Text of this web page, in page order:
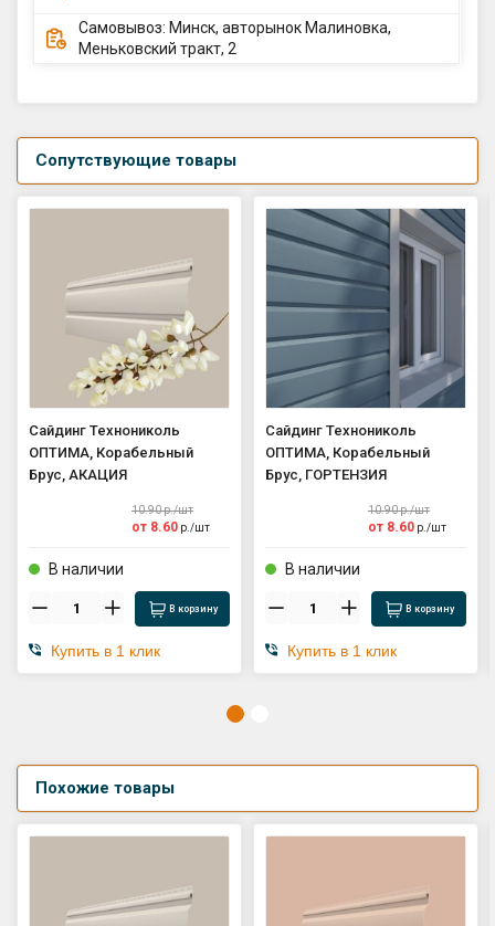
Самовывоз: Минск, авторынок Малиновка,
Меньковский тракт, 2
Сопутствующие товары
Сайдинг Технониколь
ОПТИМА, Корабельный
Брус, АКАЦИЯ
10.90р./шт
от 8.60 р./шт
В наличии
В корзину
Купить в 1 клик
Сайдинг Технониколь
ОПТИМА, Корабельный
Брус, ГОРТЕНЗИЯ
10.90р./шт
от 8.60 р./шт
В наличии
В корзину
Купить в 1 клик
Похожие товары